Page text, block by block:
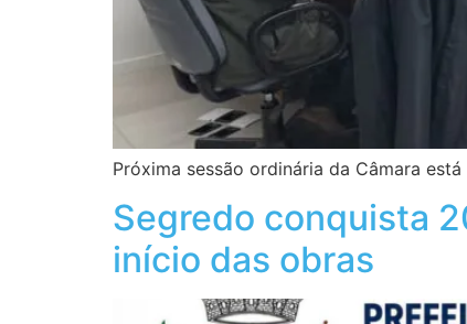
Próxima sessão ordinária da Câmara
Segredo conquista
início das obras